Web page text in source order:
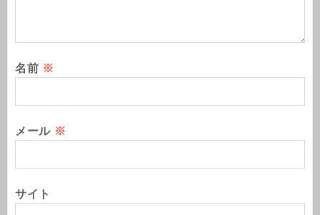
名前 ※
メール ※
サイト